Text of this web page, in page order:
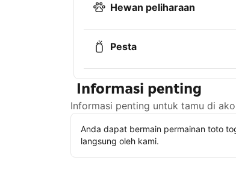
Hewan peliharaan
Pesta
Informasi penting
Informasi penting untuk tamu di
Anda dapat bermain permainan toto
langsung oleh kami.